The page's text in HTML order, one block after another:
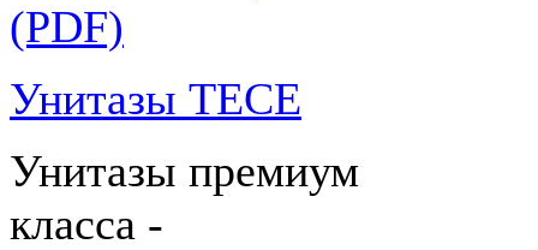
(PDF)
Унитазы TECE
Унитазы премиум
класса -